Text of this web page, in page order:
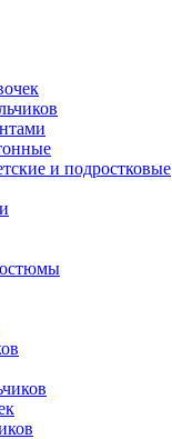
и подростковые